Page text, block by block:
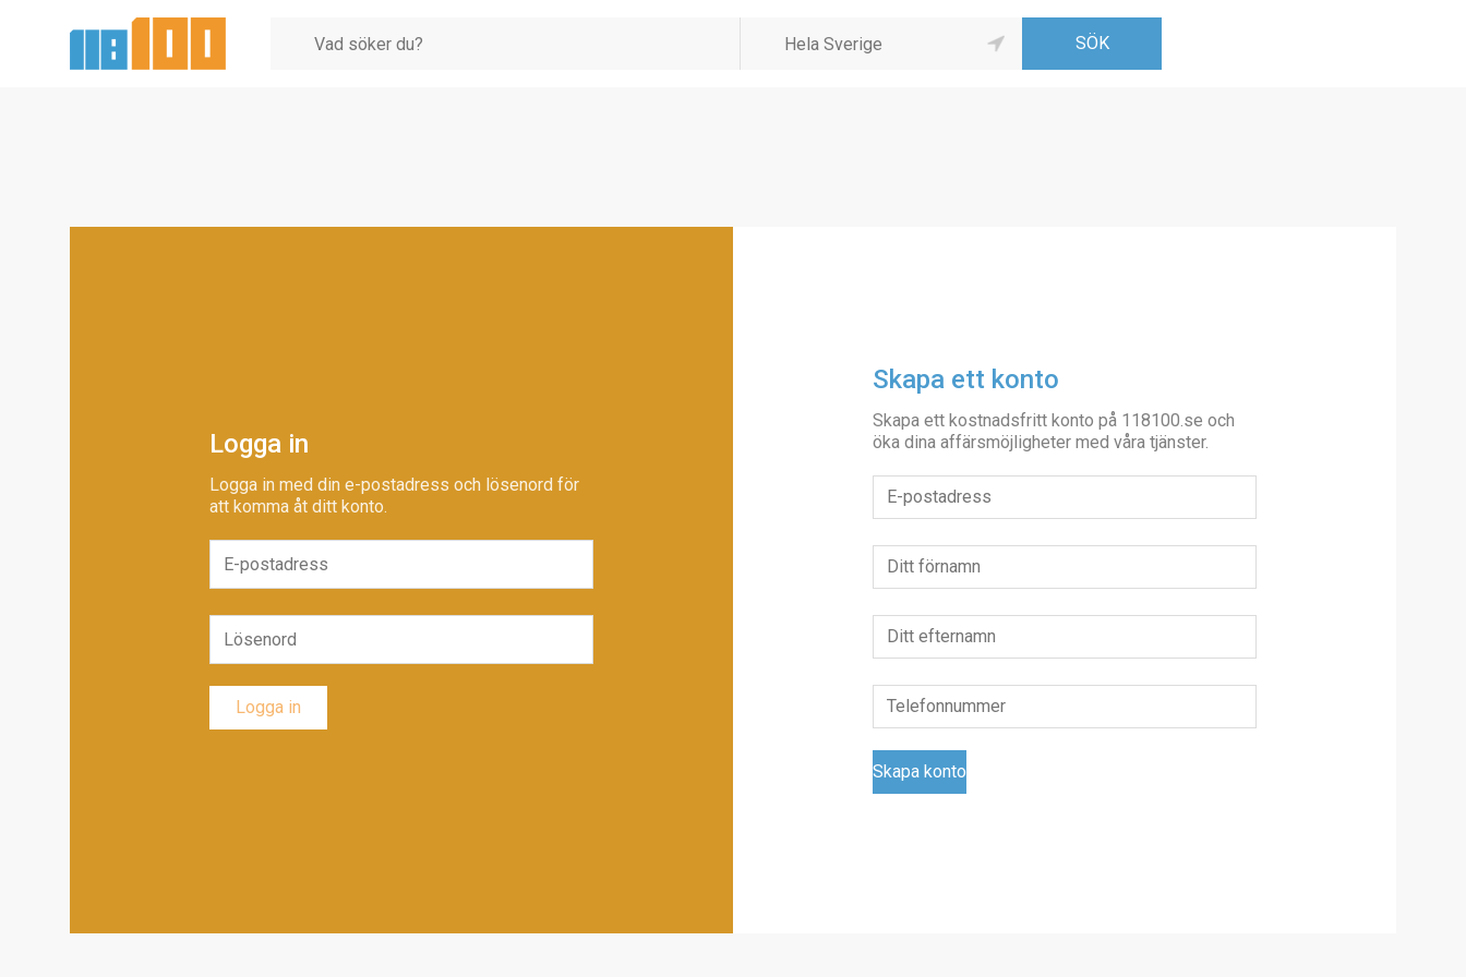
Logga in
Logga in med din e-postadress och lösenord för
att komma åt ditt konto.
Skapa ett konto
Skapa ett kostnadsfritt konto på 118100.se och
öka dina affärsmöjligheter med våra tjänster.